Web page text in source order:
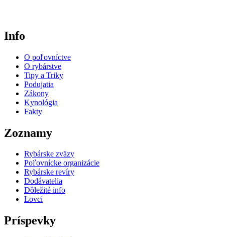
Info
O poľovníctve
O rybárstve
Tipy a Triky
Podujatia
Zákony
Kynológia
Fakty
Zoznamy
Rybárske zväzy
Poľovnícke organizácie
Rybárske revíry
Dodávatelia
Dôležité info
Lovci
Príspevky